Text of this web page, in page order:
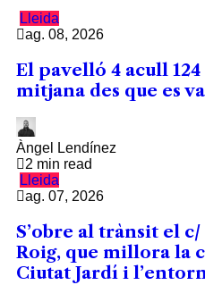
Lleida
ag. 08, 2026
El pavelló 4 acull
mitjana des que es
Àngel Lendínez
2 min read
Lleida
ag. 07, 2026
S’obre al trànsit el
Roig, que millora la
Ciutat Jardí i